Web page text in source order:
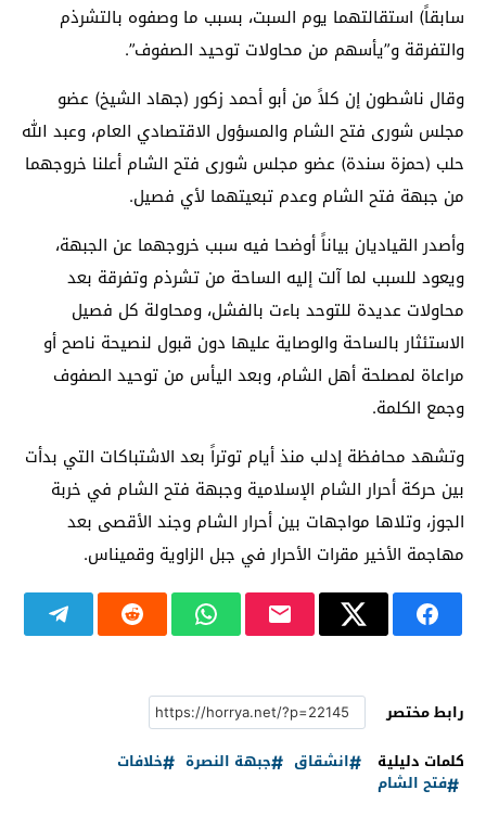
سابقاً) استقالتهما يوم السبت، بسبب ما وصفوه بالتشرذم
والتفرقة و”يأسهم من محاولات توحيد الصفوف”.
وقال ناشطون إن كلاً من أبو أحمد زكور (جهاد الشيخ) عضو
مجلس شورى فتح الشام والمسؤول الاقتصادي العام، وعبد الله
حلب (حمزة سندة) عضو مجلس شورى فتح الشام أعلنا خروجهما
من جبهة فتح الشام وعدم تبعيتهما لأي فصيل.
وأصدر القياديان بياناً أوضحا فيه سبب خروجهما عن الجبهة،
ويعود للسبب لما آلت إليه الساحة من تشرذم وتفرقة بعد
محاولات عديدة للتوحد باءت بالفشل، ومحاولة كل فصيل
الاستئثار بالساحة والوصاية عليها دون قبول لنصيحة ناصح أو
مراعاة لمصلحة أهل الشام، وبعد اليأس من توحيد الصفوف
وجمع الكلمة.
وتشهد محافظة إدلب منذ أيام توتراً بعد الاشتباكات التي بدأت
بين حركة أحرار الشام الإسلامية وجبهة فتح الشام في خربة
الجوز، وتلاها مواجهات بين أحرار الشام وجند الأقصى بعد
مهاجمة الأخير مقرات الأحرار في جبل الزاوية وقميناس.
رابط مختصر
كلمات دليلية
انشقاق جبهة النصرة
خلافات
فتح الشام